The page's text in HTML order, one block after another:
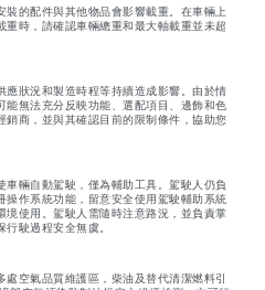
的配件與其他物品會影響載重。在車輛上
時，請確認車輛總重和最大軸載重並未超
狀況和製造時程等持續造成影響。由於情
無法充分反映功能、選配項目、邊飾和色
商，並與其確認目前的限制條件，協助您
輛自動駕駛，僅為輔助工具。駕駛人仍負
作系統功能，留意安全使用駕駛輔助系統
使用。駕駛人需隨時注意路況，並負責掌
駛過程安全無虞。
空氣品質維護區，柴油及替代清潔燃料引